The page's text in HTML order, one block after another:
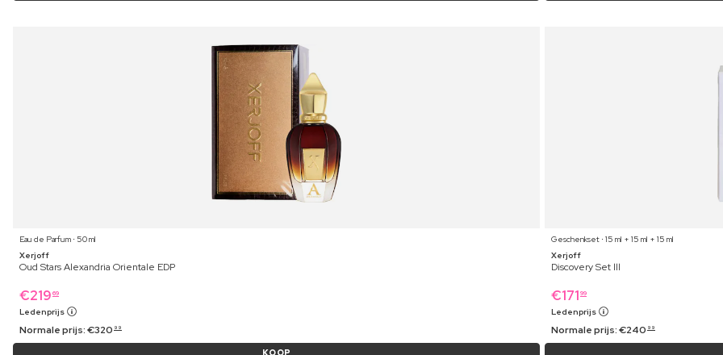
Eau de Parfum ⋅ 50 ml
Xerjoff
Oud Stars Alexandria Orientale EDP
€219 69
Ledenprijs
Normale prijs:€320 99
Geschenkset ⋅ 15 ml + 15 ml + 15 ml
Xerjoff
Discovery Set lll
€171 99
Ledenprijs
Normale prijs:€240 99